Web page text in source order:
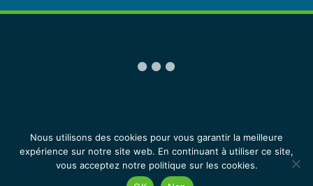
RÉSERVÉS •CGU•MENTIONS LÉGALES
Nous utilisons des cookies pour vous garantir la meilleure
expérience sur notre site web. En continuant à utiliser ce site,
vous acceptez notre politique sur les cookies.